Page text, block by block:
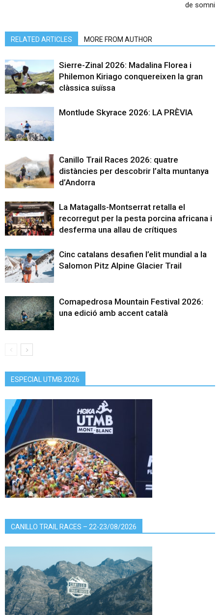
de somni
RELATED ARTICLES MORE FROM AUTHOR
Sierre-Zinal 2026: Madalina Florea i
Philemon Kiriago conquereixen la gran
clàssica suïssa
Montlude Skyrace 2026: LA PRÈVIA
Canillo Trail Races 2026: quatre
distàncies per descobrir l’alta muntanya
d’Andorra
La Matagalls-Montserrat retalla el
recorregut per la pesta porcina africana i
desferma una allau de crítiques
Cinc catalans desafien l’elit mundial a la
Salomon Pitz Alpine Glacier Trail
Comapedrosa Mountain Festival 2026:
una edició amb accent català
ESPECIAL UTMB 2026
CANILLO TRAIL RACES – 22-23/08/2026